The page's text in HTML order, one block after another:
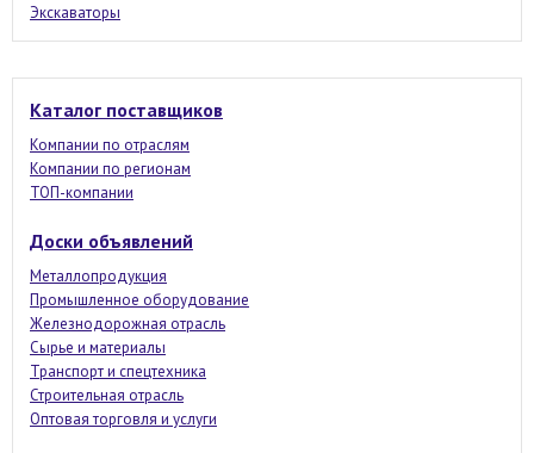
Экскаваторы
Каталог поставщиков
Компании по отраслям
Компании по регионам
ТОП-компании
Доски объявлений
Металлопродукция
Промышленное оборудование
Железнодорожная отрасль
Сырье и материалы
Транспорт и спецтехника
Строительная отрасль
Оптовая торговля и услуги